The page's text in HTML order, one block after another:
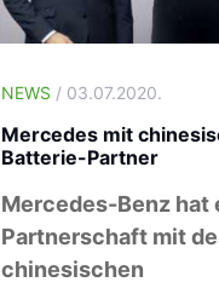
NEWS / 03.07.2020.
Mercedes mit
Batterie-Partner
Mercedes-Benz hat
Partnerschaft mit
chinesischen